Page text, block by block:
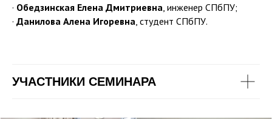
· Обедзинская Елена Дмитриевна , инженер СПбПУ;
· Данилова Алена Игоревна , студент СПбПУ.
УЧАСТНИКИ СЕМИНАРА